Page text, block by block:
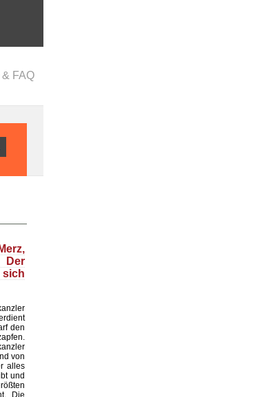
& FAQ
Der
den
von
alles
und
Die